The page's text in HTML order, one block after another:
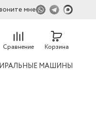
мне
Сравнение
54
Корзина
МАШИНЫ